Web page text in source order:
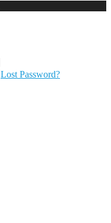
Lost Password?